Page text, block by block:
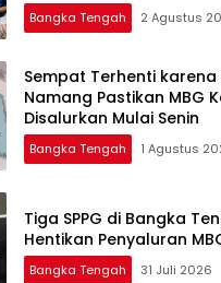
Bangka Tengah 2 Agustus
‎Sempat Terhenti karena
Namang Pastikan MBG
Disalurkan Mulai Senin
Bangka Tengah 1 Agustus
‎Tiga SPPG di Bangka
Bangka Tengah 31 Juli 2026